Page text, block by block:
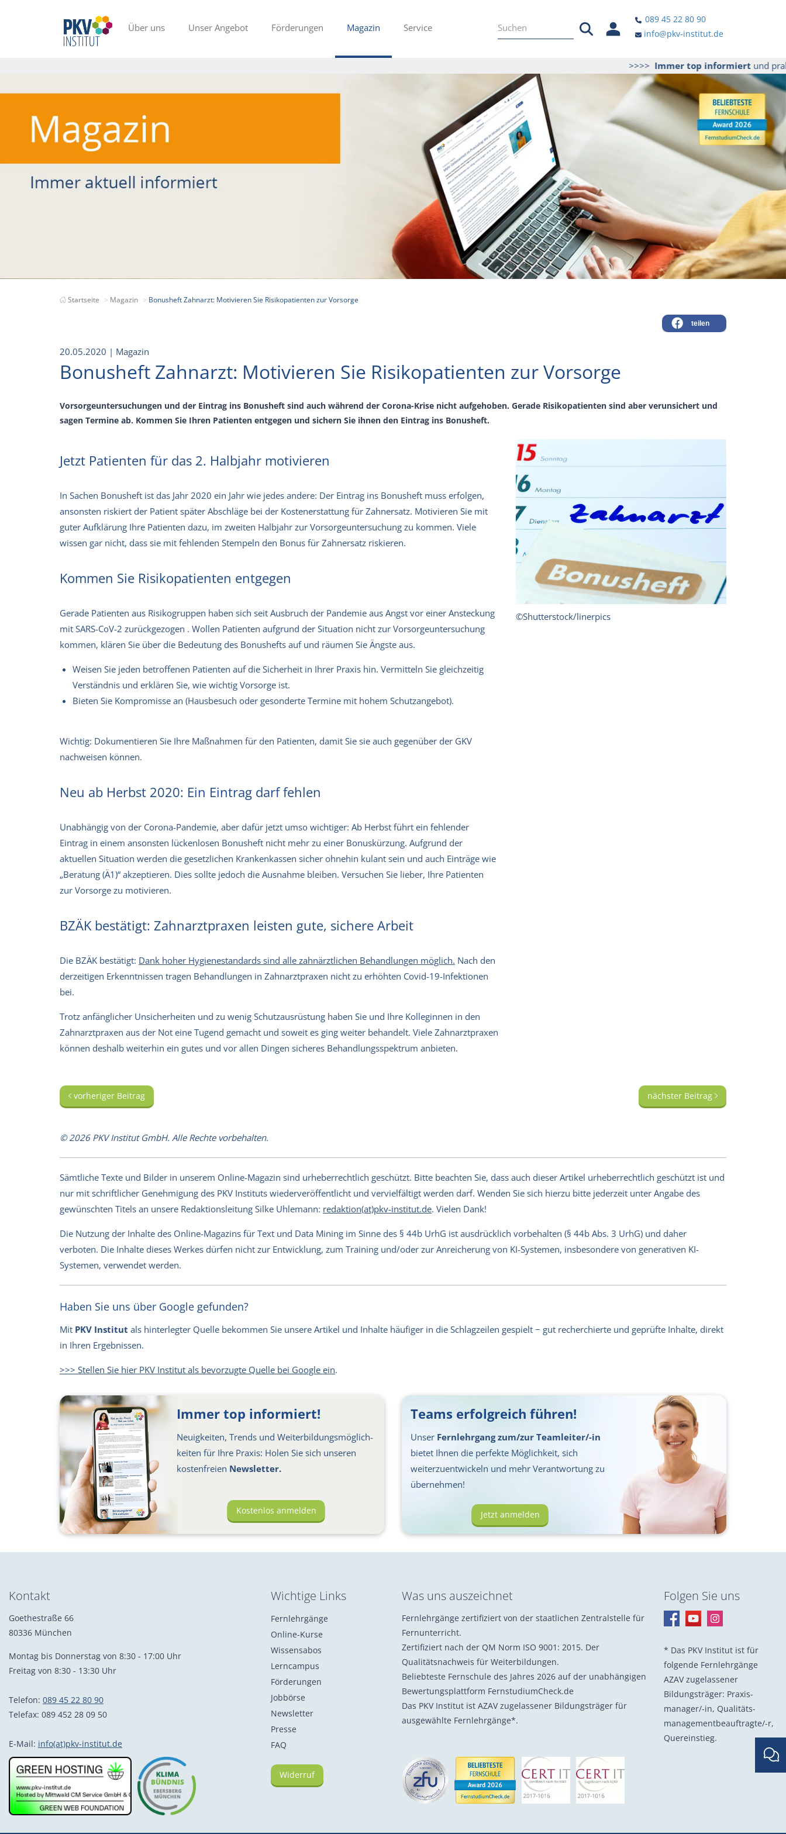
Über uns Unser Angebot Förderungen Magazin Service
089 45 22 80 90
info@pkv-institut.de
Immer top informiertund
Startseite Magazin Bonusheft Zahnarzt: Motivieren Sie Risikopatienten zur Vorsorge
teilen
20.05.2020 | Magazin
Bonusheft Zahnarzt: Motivieren Sie Risikopatienten zur Vorsorge
Vorsorgeuntersuchungen und der Eintrag ins Bonusheft sind auch während der Corona-Krise nicht aufgehoben. Gerade Risikopatienten sind aber verunsichert und
sagen Termine ab. Kommen Sie Ihren Patienten entgegen und sichern Sie ihnen den Eintrag ins Bonusheft.
Jetzt Patienten für das 2. Halbjahr motivieren
In Sachen Bonusheft ist das Jahr 2020 ein Jahr wie jedes andere: Der Eintrag ins Bonusheft muss erfolgen,
ansonsten riskiert der Patient später Abschläge bei der Kostenerstattung für Zahnersatz. Motivieren Sie mit
guter Aufklärung Ihre Patienten dazu, im zweiten Halbjahr zur Vorsorgeuntersuchung zu kommen. Viele
wissen gar nicht, dass sie mit fehlenden Stempeln den Bonus für Zahnersatz riskieren.
Kommen Sie Risikopatienten entgegen
Gerade Patienten aus Risikogruppen haben sich seit Ausbruch der Pandemie aus Angst vor einer Ansteckung
mit SARS-CoV-2 zurückgezogen . Wollen Patienten aufgrund der Situation nicht zur Vorsorgeuntersuchung
kommen, klären Sie über die Bedeutung des Bonushefts auf und räumen Sie Ängste aus.
Weisen Sie jeden betroffenen Patienten auf die Sicherheit in Ihrer Praxis hin. Vermitteln Sie gleichzeitig
Verständnis und erklären Sie, wie wichtig Vorsorge ist.
Bieten Sie Kompromisse an (Hausbesuch oder gesonderte Termine mit hohem Schutzangebot).
Wichtig: Dokumentieren Sie Ihre Maßnahmen für den Patienten, damit Sie sie auch gegenüber der GKV
nachweisen können.
Neu ab Herbst 2020: Ein Eintrag darf fehlen
Unabhängig von der Corona-Pandemie, aber dafür jetzt umso wichtiger: Ab Herbst führt ein fehlender
Eintrag in einem ansonsten lückenlosen Bonusheft nicht mehr zu einer Bonuskürzung. Aufgrund der
aktuellen Situation werden die gesetzlichen Krankenkassen sicher ohnehin kulant sein und auch Einträge wie
„Beratung (Ä1)“ akzeptieren. Dies sollte jedoch die Ausnahme bleiben. Versuchen Sie lieber, Ihre Patienten
zur Vorsorge zu motivieren.
BZÄK bestätigt: Zahnarztpraxen leisten gute, sichere Arbeit
Die BZÄK bestätigt: Dank hoher Hygienestandards sind alle zahnärztlichen Behandlungen möglich. Nach den
derzeitigen Erkenntnissen tragen Behandlungen in Zahnarztpraxen nicht zu erhöhten Covid-19-Infektionen
bei.
Trotz anfänglicher Unsicherheiten und zu wenig Schutzausrüstung haben Sie und Ihre Kolleginnen in den
Zahnarztpraxen aus der Not eine Tugend gemacht und soweit es ging weiter behandelt. Viele Zahnarztpraxen
können deshalb weiterhin ein gutes und vor allen Dingen sicheres Behandlungsspektrum anbieten.
©Shutterstock/linerpics
vorheriger Beitrag nächster Beitrag
© 2026 PKV Institut GmbH. Alle Rechte vorbehalten.
Sämtliche Texte und Bilder in unserem Online-Magazin sind urheberrechtlich geschützt. Bitte beachten Sie, dass auch dieser Artikel urheberrechtlich geschützt ist und
nur mit schriftlicher Genehmigung des PKV Instituts wiederveröffentlicht und vervielfältigt werden darf. Wenden Sie sich hierzu bitte jederzeit unter Angabe des
gewünschten Titels an unsere Redaktionsleitung Silke Uhlemann: redaktion(at)pkv-institut.de. Vielen Dank!
Die Nutzung der Inhalte des Online-Magazins für Text und Data Mining im Sinne des § 44b UrhG ist ausdrücklich vorbehalten (§ 44b Abs. 3 UrhG) und daher
verboten. Die Inhalte dieses Werkes dürfen nicht zur Entwicklung, zum Training und/oder zur Anreicherung von KI-Systemen, insbesondere von generativen KI-
Systemen, verwendet werden.
Haben Sie uns über Google gefunden?
Mit PKV Institut als hinterlegter Quelle bekommen Sie unsere Artikel und Inhalte häufiger in die Schlagzeilen gespielt − gut recherchierte und geprüfte Inhalte, direkt
in Ihren Ergebnissen.
>>> Stellen Sie hier PKV Institut als bevorzugte Quelle bei Google ein.
Immer top informiert!
Neuigkeiten, Trends und Weiter­bil­dungs­möglich­
keiten für Ihre Praxis: Holen Sie sich unseren
kosten­freien Newsletter.
Kostenlos anmelden
Teams erfolgreich führen!
Unser Fernlehrgang zum/zur Teamleiter/-in
bietet Ihnen die perfekte Möglichkeit, sich
weiterzuentwickeln und mehr Verantwortung zu
übernehmen!
Jetzt anmelden
Kontakt
Goethestraße 66
80336 München
Montag bis Donnerstag von 8:30 - 17:00 Uhr
Freitag von 8:30 - 13:30 Uhr
Telefon: 089 45 22 80 90
Telefax: 089 452 28 09 50
E-Mail: info(at)pkv-institut.de
Wichtige Links
Fernlehrgänge
Online-Kurse
Wissensabos
Lerncampus
Förderungen
Jobbörse
Newsletter
Presse
FAQ
Widerruf
Was uns auszeichnet
Fernlehrgänge zertifiziert von der staatlichen Zentralstelle für
Fernunterricht.
Zertifiziert nach der QM Norm ISO 9001: 2015. Der
Qualitätsnachweis für Weiterbildungen.
Beliebteste Fernschule des Jahres 2026 auf der unabhängigen
Bewertungsplattform FernstudiumCheck.de
Das PKV Institut ist AZAV zugelassener Bildungsträger für
ausgewählte Fernlehrgänge*.
Folgen Sie uns
* Das PKV Institut ist für
folgende Fernlehrgänge
AZAV zugelassener
Bildungsträger: Praxis­
manager/-in, Quali­täts­
management­beauf­tragte/-r,
Quer­einstieg.